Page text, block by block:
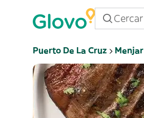
Puerto De La Cruz Menjar